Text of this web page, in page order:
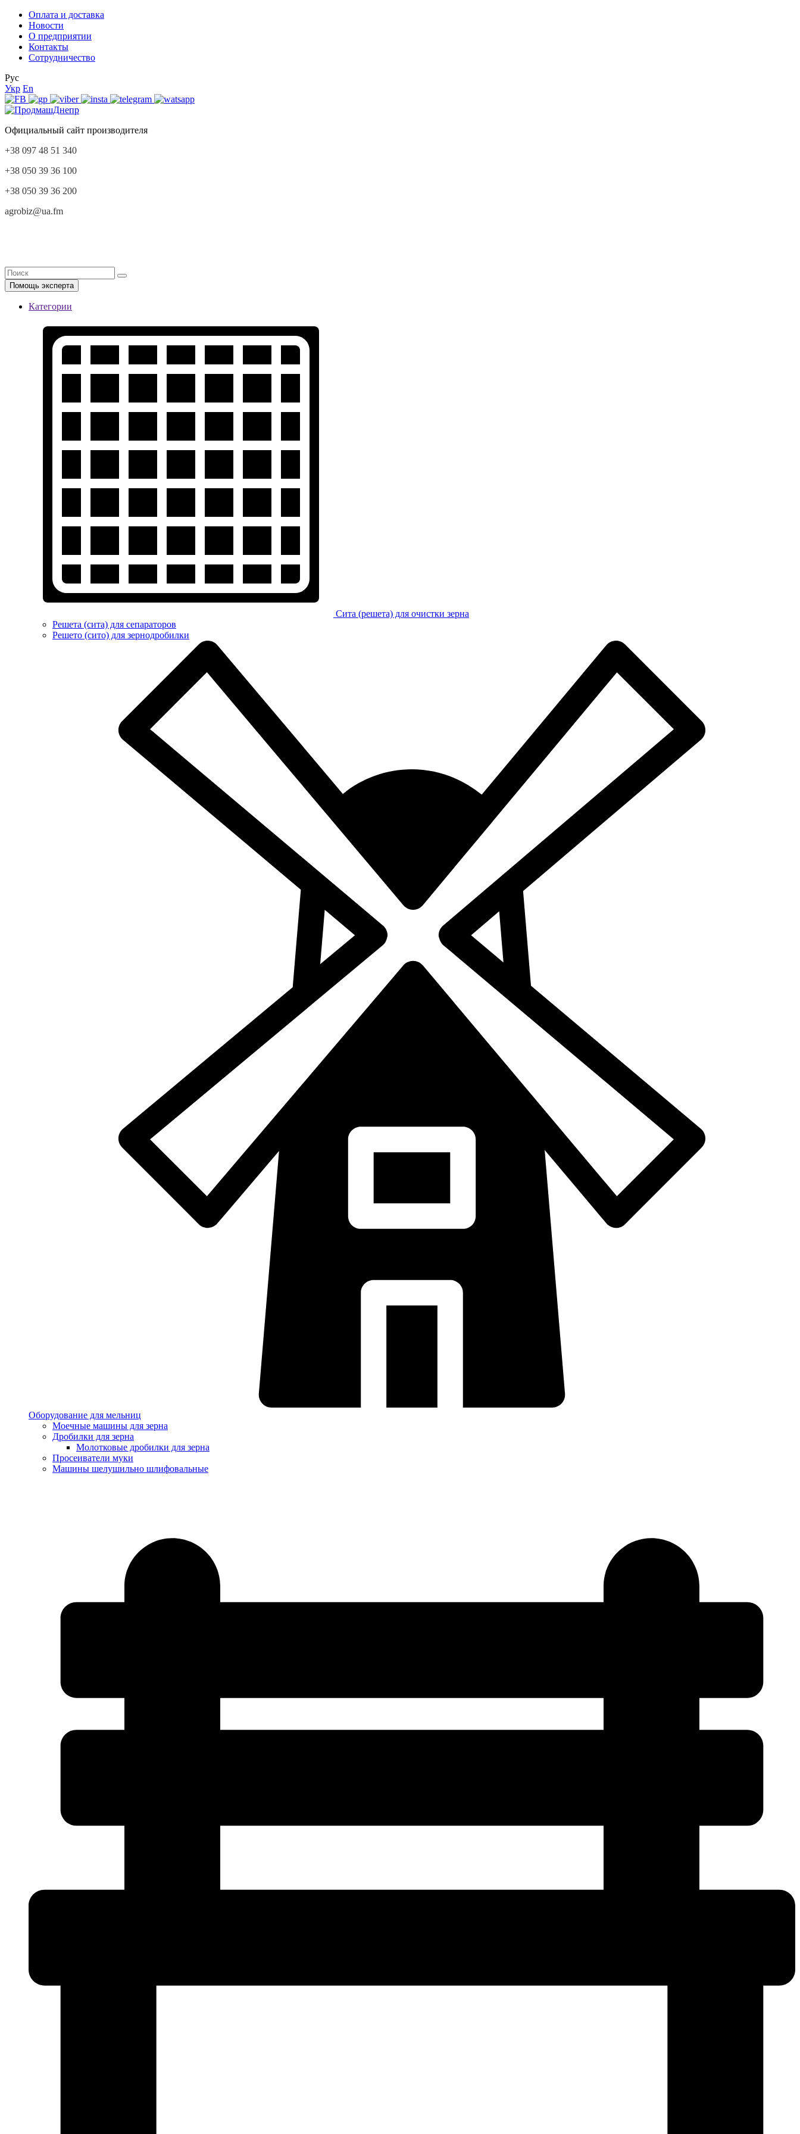
Оплата и доставка
Новости
О предприятии
Контакты
Сотрудничество
Рус
Укр En
Официальный сайт производителя
+38 097 48 51 340
+38 050 39 36 100
+38 050 39 36 200
agrobiz@ua.fm
Помощь эксперта
Категории
Сита (решета) для очистки зерна
Решета (сита) для сепараторов
Решето (сито) для зернодробилки
Оборудование для мельниц
Моечные машины для зерна
Дробилки для зерна
Молотковые дробилки для зерна
Просеиватели муки
Машины шелушильно шлифовальные